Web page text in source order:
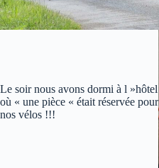
Le soir nous avons dormi à l »hôtel
où « une pièce « était réservée pour
nos vélos !!!